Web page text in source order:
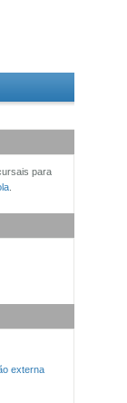
para
externa